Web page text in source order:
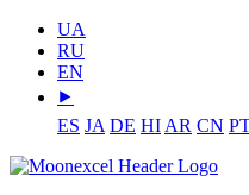
UA
RU
EN
⯈
ES JA DE HI AR CN